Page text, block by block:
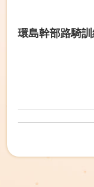
環島幹部路騎